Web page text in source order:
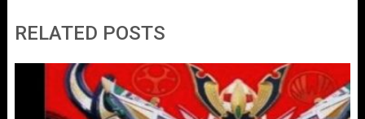
RELATED POSTS